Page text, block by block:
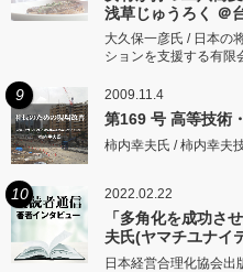
浅草じゅうろく ＠
大久保一彦氏 / 日本の
ションを支援する有限
9 2009.11.4
第169 号 高等技術
柿内幸夫氏 / 柿内幸夫
10 2022.02.22
「多角化を成功さ
夫氏(ヤマチユナイ
日本経営合理化協会出